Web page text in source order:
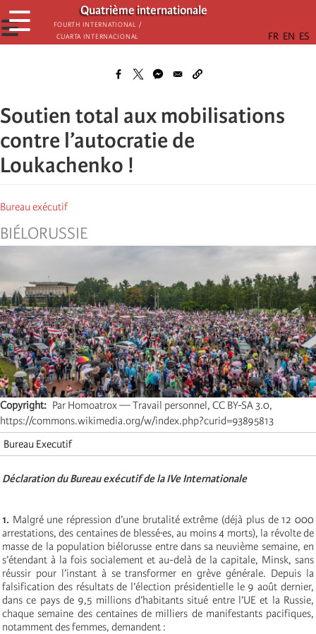
Skip
to
main
Quatrième internationale
Fourth International /
Cuarta Internacional
☰
☰
Soutien total aux mobilisations
contre l’autocratie de
Loukachenko !
Bureau exécutif
BIÉLORUSSIE
Copyright
Par Homoatrox — Travail personnel, CC BY-SA 3.0,
https://commons.wikimedia.org/w/index.php?curid=93895813
Bureau Executif
Déclaration du Bureau exécutif de la IVe Internationale
1. Malgré une répression d’une brutalité extrême (déjà plus de 12 000
arrestations, des centaines de blessé·es, au moins 4 morts), la révolte de
masse de la population biélorusse entre dans sa neuvième semaine, en
s’étendant à la fois socialement et au-delà de la capitale, Minsk, sans
réussir pour l’instant à se transformer en grève générale. Depuis la
falsification des résultats de l’élection présidentielle le 9 août dernier,
dans ce pays de 9,5 millions d’habitants situé entre l’UE et la Russie,
chaque semaine des centaines de milliers de manifestants pacifiques,
notamment des femmes, demandent :